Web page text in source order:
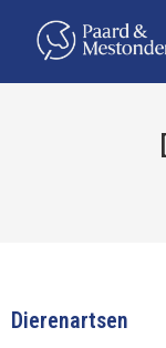
Dierenartsen